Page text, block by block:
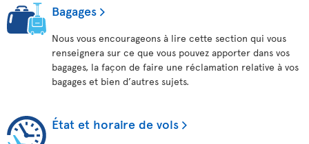
Bagages
Nous vous encourageons à lire cette section qui vous
renseignera sur ce que vous pouvez apporter dans vos
bagages, la façon de faire une réclamation relative à vos
bagages et bien d’autres sujets.
État et horaire de vols